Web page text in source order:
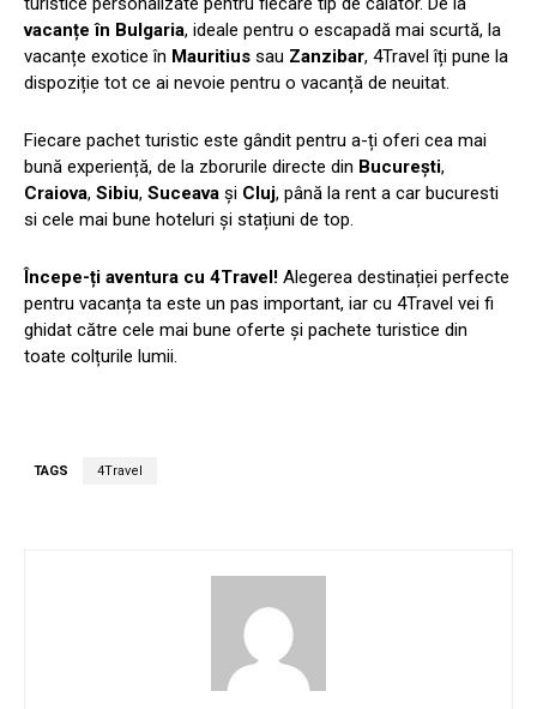
vacanțe în Bulgaria, ideale pentru o escapadă mai scurtă, la
vacanțe exotice în Mauritius sau Zanzibar, 4Travel îți pune la
dispoziție tot ce ai nevoie pentru o vacanță de neuitat.
Fiecare pachet turistic este gândit pentru a-ți oferi cea mai
bună experiență, de la zborurile directe din București,
Craiova, Sibiu, Suceava și Cluj, până la rent a car bucuresti
si cele mai bune hoteluri și stațiuni de top.
Începe-ți aventura cu 4Travel! Alegerea destinației perfecte
pentru vacanța ta este un pas important, iar cu 4Travel vei fi
ghidat către cele mai bune oferte și pachete turistice din
toate colțurile lumii.
TAGS 4Travel